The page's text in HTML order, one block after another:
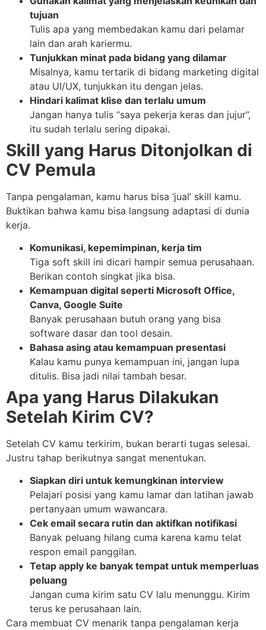
tujuan
Tulis apa yang membedakan kamu dari pelamar
lain dan arah kariermu.
Tunjukkan minat pada bidang yang dilamar
Misalnya, kamu tertarik di bidang marketing digital
atau UI/UX, tunjukkan itu dengan jelas.
Hindari kalimat klise dan terlalu umum
Jangan hanya tulis “saya pekerja keras dan jujur”,
itu sudah terlalu sering dipakai.
Skill yang Harus Ditonjolkan di
CV Pemula
Tanpa pengalaman, kamu harus bisa ‘jual’ skill kamu.
Buktikan bahwa kamu bisa langsung adaptasi di dunia
kerja.
Komunikasi, kepemimpinan, kerja tim
Tiga soft skill ini dicari hampir semua perusahaan.
Berikan contoh singkat jika bisa.
Kemampuan digital seperti Microsoft Office,
Canva, Google Suite
Banyak perusahaan butuh orang yang bisa
software dasar dan tool desain.
Bahasa asing atau kemampuan presentasi
Kalau kamu punya kemampuan ini, jangan lupa
ditulis. Bisa jadi nilai tambah besar.
Apa yang Harus Dilakukan
Setelah Kirim CV?
Setelah CV kamu terkirim, bukan berarti tugas selesai.
Justru tahap berikutnya sangat menentukan.
Siapkan diri untuk kemungkinan interview
Pelajari posisi yang kamu lamar dan latihan jawab
pertanyaan umum wawancara.
Cek email secara rutin dan aktifkan notifikasi
Banyak peluang hilang cuma karena kamu telat
respon email panggilan.
Tetap apply ke banyak tempat untuk memperluas
peluang
Jangan cuma kirim satu CV lalu menunggu. Kirim
terus ke perusahaan lain.
Cara membuat CV menarik tanpa pengalaman kerja